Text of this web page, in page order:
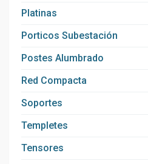
Platinas
Porticos Subestación
Postes Alumbrado
Red Compacta
Soportes
Templetes
Tensores